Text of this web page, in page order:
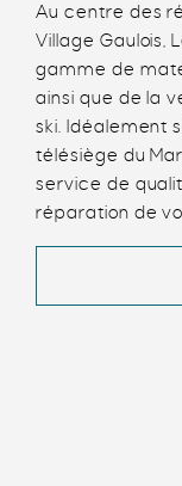
Au centre des
Village Gaulois,
gamme de
ainsi que de la
ski. Idéalement
télésiège du
service de
réparation de